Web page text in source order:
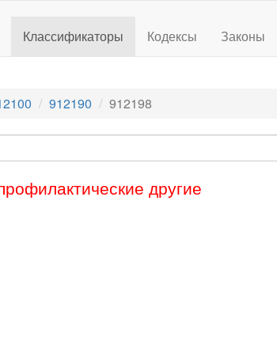
Классификаторы Кодексы Законы
912190 912198
другие